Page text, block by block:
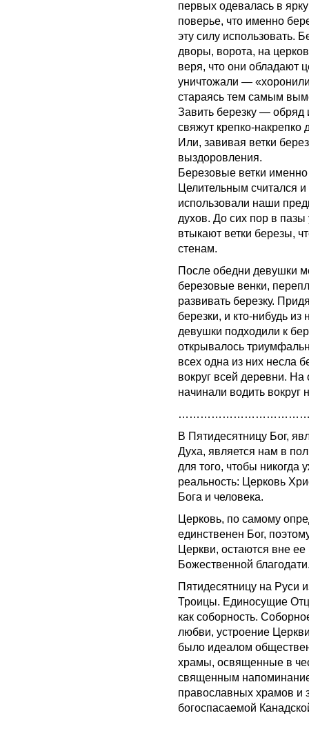
первых одевалась в
поверье, что именно
эту силу использовать.
дворы, ворота, на
веря, что они обладают
уничтожали —
стараясь тем самым
Завить березку — обряд
свяжут крепко-
Или, завивая ветки
выздоровления.
Березовые ветки
Целительным считался
использовали наши
духов. До сих пор в пазы
втыкают ветки березы,
стенам.
После обедни девушки
березовые венки,
развивать березку.
березки, и кто-нибудь
девушки подходили к
открывалось
всех одна из них несла
вокруг всей деревни.
начинали водить вокруг
В Пятидесятницу Бог,
Духа, является нам в
для того, чтобы никогда
реальность: Церковь
Бога и человека.
Церковь, по самому
единственен Бог,
Церкви, остаются вне
Божественной
Пятидесятницу на Руси
Троицы. Единосущие
как соборность.
любви, устроение
было идеалом
храмы, освященные в
священным
православных храмов и
богоспасаемой